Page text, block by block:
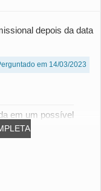
depois da data
em 14/03/2023
em um possível